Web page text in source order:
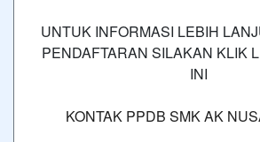
UNTUK INFORMASI LEBIH
PENDAFTARAN SILAKAN KLIK
INI
KONTAK PPDB SMK AK